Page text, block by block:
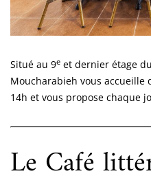
Situé au 9e et dernier étage
Moucharabieh vous
14h et vous propose chaque
Le Café